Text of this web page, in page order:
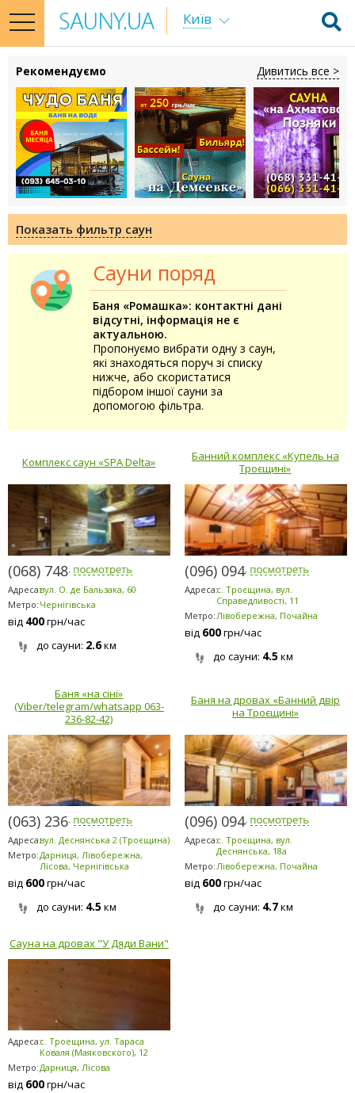
toggle
navigation
Київ
Рекомендуємо Дивитись все >
Сауни поряд
Баня «Ромашка»: контактні дані
відсутні, інформація не є
актуальною.
Пропонуємо вибрати одну з саун,
які знаходяться поруч зі списку
нижче, або скористатися
підбором іншої сауни за
допомогою фільтра.
Комплекс саун «SPA Delta»
(068) 748-5868
Адреса:вул. О. де Бальзака, 60
Метро: Чернігівська
від 400грн/час
до сауни: 2.6км
Банний комплекс «Купель на
Троєщині»
(096) 094-5294
Адреса:с. Троєщина, вул.
Справедливості, 11
Метро: Лівобережна, Почайна
від 600грн/час
до сауни: 4.5км
Баня «на сіні»
(Viber/telegram/whatsapp 063-
236-82-42)
(063) 236-8242
Адреса:вул. Деснянська 2 (Троєщина)
Метро: Дарниця, Лівобережна,
Лісова, Чернігівська
від 600грн/час
до сауни: 4.5км
Баня на дровах «Банний двір
на Троєщині»
(096) 094-5294
Адреса:с. Троєщина, вул.
Деснянська, 18а
Метро: Лівобережна, Почайна
від 600грн/час
до сауни: 4.7км
Сауна на дровах "У Дяди Вани"
Адреса:с. Троещина, ул. Тараса
Коваля (Маяковского), 12
Метро:Дарниця, Лісова
від 600грн/час
Показать фильтр саун